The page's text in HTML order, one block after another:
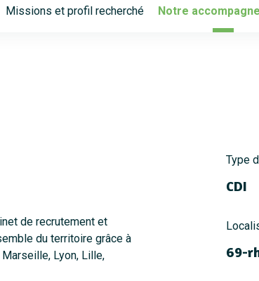
Missions et profil recherché Notre
de recrutement et
du territoire grâce à
Lyon, Lille,
Type
CDI
69-